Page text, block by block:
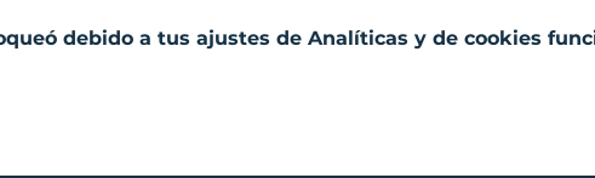
debido a tus ajustes de Analíticas y de cookies